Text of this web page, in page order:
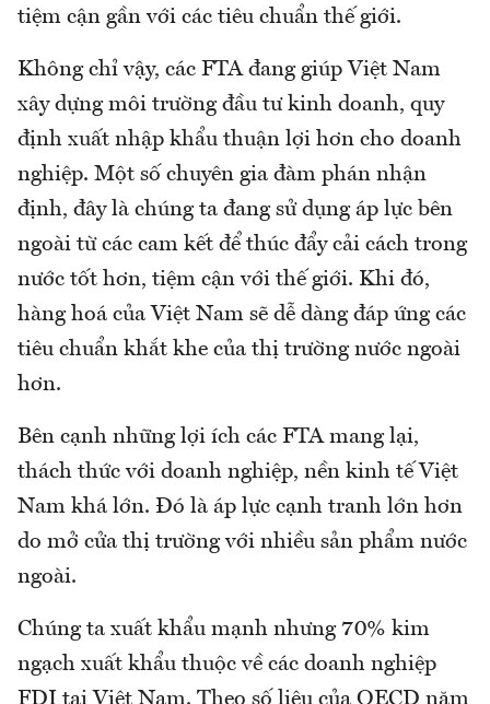
tiệm cận gần với các tiêu chuẩn thế giới.
Không chỉ vậy, các FTA đang giúp Việt Nam
xây dựng môi trường đầu tư kinh doanh, quy
định xuất nhập khẩu thuận lợi hơn cho doanh
nghiệp. Một số chuyên gia đàm phán nhận
định, đây là chúng ta đang sử dụng áp lực bên
ngoài từ các cam kết để thúc đẩy cải cách trong
nước tốt hơn, tiệm cận với thế giới. Khi đó,
hàng hoá của Việt Nam sẽ dễ dàng đáp ứng các
tiêu chuẩn khắt khe của thị trường nước ngoài
hơn.
Bên cạnh những lợi ích các FTA mang lại,
thách thức với doanh nghiệp, nền kinh tế Việt
Nam khá lớn. Đó là áp lực cạnh tranh lớn hơn
do mở cửa thị trường với nhiều sản phẩm nước
ngoài.
Chúng ta xuất khẩu mạnh nhưng 70% kim
ngạch xuất khẩu thuộc về các doanh nghiệp